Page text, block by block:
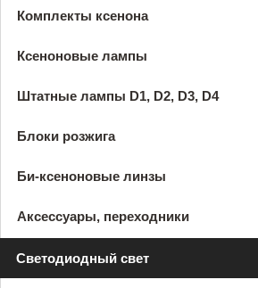
Ксеноновые лампы
Штатные лампы D1, D2, D3, D4
Блоки розжига
Би-ксеноновые линзы
Аксессуары, переходники
Светодиодный свет
Комплекты ксенона